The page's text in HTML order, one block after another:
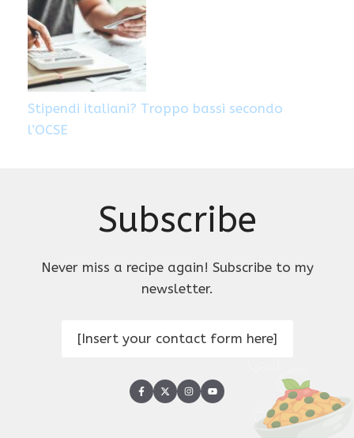
Stipendi italiani? Troppo bassi secondo
l’OCSE
Subscribe
Never miss a recipe again! Subscribe to my
newsletter.
[Insert your contact form here]